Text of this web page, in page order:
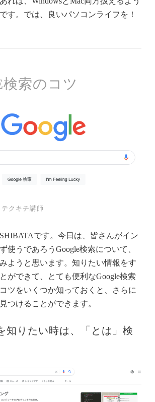
す。では、良いパソコンライフを！
検索のコツ
テクキチ講師
です。今日は、皆さんがイン
使うであろうGoogle検索について、
ようと思います。知りたい情報をす
ができて、とても便利なGoogle検索
ツをいくつか知っておくと、さらに
つけることができます。
知りたい時は、「とは」検